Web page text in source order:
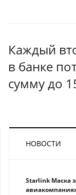
Каждый
в банке
сумму до
НОВОСТИ
Starlink Маска